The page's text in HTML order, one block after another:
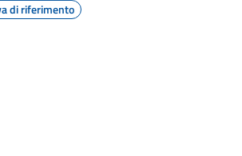
di riferimento